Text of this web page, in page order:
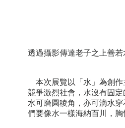
透過攝影傳達老子之上善若
本次展覽以「水」為創作
競爭激烈社會，水沒有固
水可磨圓稜角，亦可滴水
們要像水一樣海納百川，